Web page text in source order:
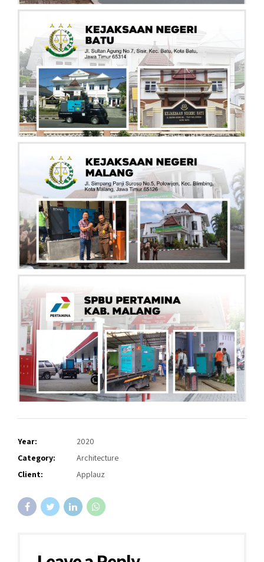
Year:
2020
Category:
Architecture
Client:
Applauz